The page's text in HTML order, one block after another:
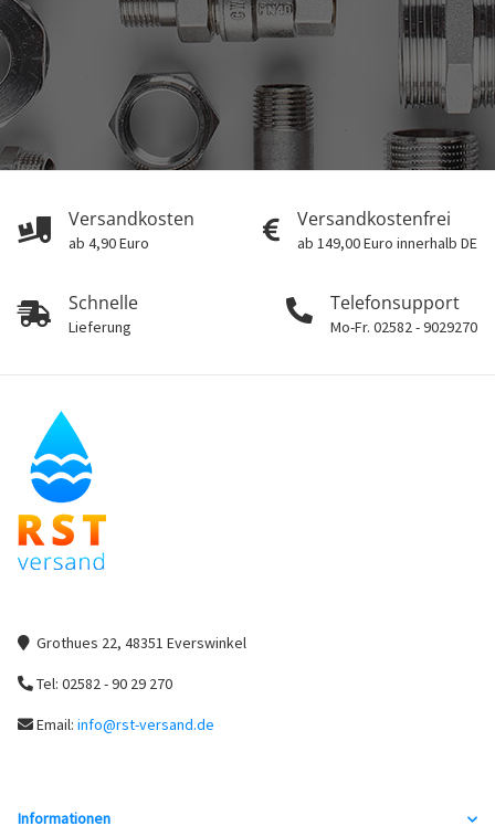
Versandkosten
ab 4,90 Euro
Versandkostenfrei
ab 149,00 Euro innerhalb DE
Schnelle
Lieferung
Telefonsupport
Mo-Fr. 02582 - 9029270
Grothues 22, 48351 Everswinkel
Tel: 02582 - 90 29 270
Email: info@rst-versand.de
Informationen